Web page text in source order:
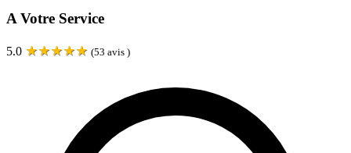
A Votre Service
5.0 ★★★★★ (53 avis )